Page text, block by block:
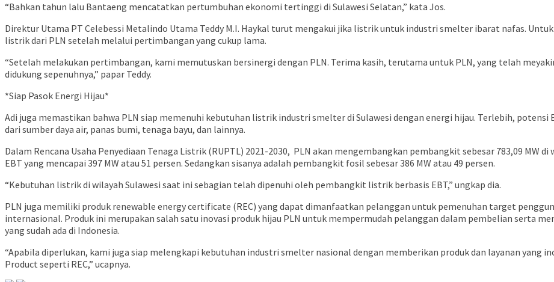
“Bahkan tahun lalu Bantaeng mencatatkan pertumbuhan ekonomi tertinggi di Sulawesi Selatan,” kata Jos.
Direktur Utama PT Celebessi Metalindo Utama Teddy M.I. Haykal turut mengakui jika listrik untuk industri smelter ibarat nafas.
listrik dari PLN setelah melalui pertimbangan yang cukup lama.
“Setelah melakukan pertimbangan, kami memutuskan bersinergi dengan PLN. Terima kasih, terutama untuk PLN, yang telah
didukung sepenuhnya,” papar Teddy.
*Siap Pasok Energi Hijau*
Adi juga memastikan bahwa PLN siap memenuhi kebutuhan listrik industri smelter di Sulawesi dengan energi hijau. Terlebih,
dari sumber daya air, panas bumi, tenaga bayu, dan lainnya.
Dalam Rencana Usaha Penyediaan Tenaga Listrik (RUPTL) 2021-2030, PLN akan mengembangkan pembangkit sebesar 783,09 MW
EBT yang mencapai 397 MW atau 51 persen. Sedangkan sisanya adalah pembangkit fosil sebesar 386 MW atau 49 persen.
“Kebutuhan listrik di wilayah Sulawesi saat ini sebagian telah dipenuhi oleh pembangkit listrik berbasis EBT,” ungkap dia.
PLN juga memiliki produk renewable energy certificate (REC) yang dapat dimanfaatkan pelanggan untuk pemenuhan target
internasional. Produk ini merupakan salah satu inovasi produk hijau PLN untuk mempermudah pelanggan dalam pembelian serta
yang sudah ada di Indonesia.
“Apabila diperlukan, kami juga siap melengkapi kebutuhan industri smelter nasional dengan memberikan produk dan layanan
Product seperti REC,” ucapnya.